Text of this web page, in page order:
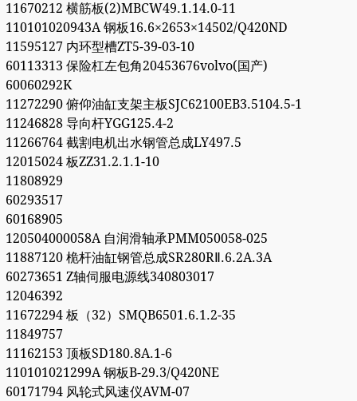
11670212 横筋板(2)MBCW49.1.14.0-11
110101020943A 钢板16.6×2653×14502/Q420ND
11595127 内环型槽ZT5-39-03-10
60113313 保险杠左包角20453676volvo(国产)
60060292K
11272290 俯仰油缸支架主板SJC62100EB3.5104.5-1
11246828 导向杆YGG125.4-2
11266764 截割电机出水钢管总成LY497.5
12015024 板ZZ31.2.1.1-10
11808929
60293517
60168905
120504000058A 自润滑轴承PMM050058-025
11887120 桅杆油缸钢管总成SR280RⅡ.6.2A.3A
60273651 Z轴伺服电源线340803017
12046392
11672294 板（32）SMQB6501.6.1.2-35
11849757
11162153 顶板SD180.8A.1-6
110101021299A 钢板B-29.3/Q420NE
60171794 风轮式风速仪AVM-07